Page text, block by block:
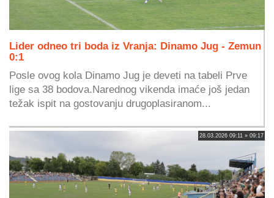
Lider odneo tri boda iz Vranja: Dinamo Jug - Zemun
0:1
Posle ovog kola Dinamo Jug je deveti na tabeli Prve
lige sa 38 bodova.Narednog vikenda imaće još jedan
težak ispit na gostovanju drugoplasiranom...
28.03.2026 09:11 » 09:17